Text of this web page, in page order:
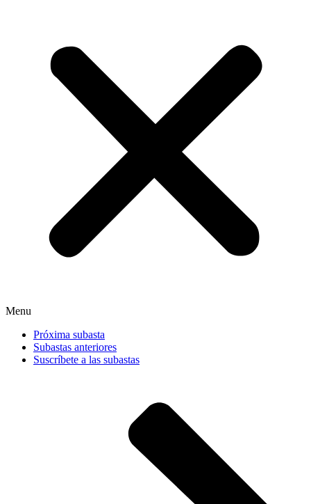
Menu
Próxima subasta
Subastas anteriores
Suscríbete a las subastas